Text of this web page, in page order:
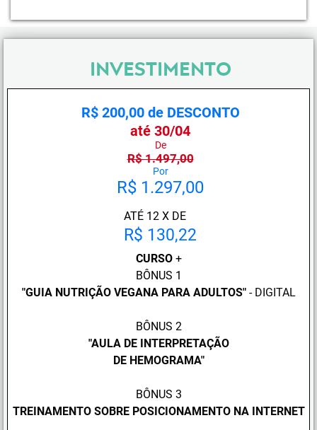
INVESTIMENTO
R$ 200,00 de DESCONTO
até 30/04
De
R$ 1.497,00
Por
R$ 1.297,00
ATÉ 12 X DE
R$ 130,22
CURSO+
BÔNUS 1
"GUIA NUTRIÇÃO VEGANA PARA ADULTOS" - DIGITAL
BÔNUS 2
"AULA DE INTERPRETAÇÃO
DE HEMOGRAMA"
BÔNUS 3
TREINAMENTO SOBRE POSICIONAMENTO NA INTERNET